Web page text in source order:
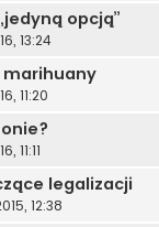
opcją”
13:24
marihuany
11:20
11:11
legalizacji
12:38